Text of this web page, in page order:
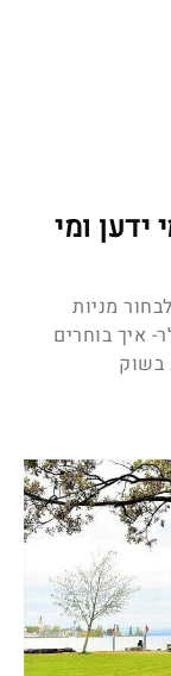
ומי
מניות
איך בוחרים
בשוק